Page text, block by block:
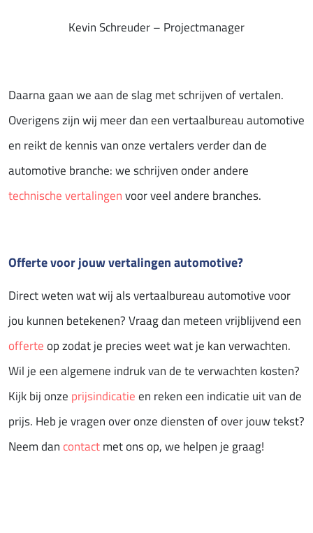
Kevin Schreuder – Projectmanager
Daarna gaan we aan de slag met schrijven of vertalen.
Overigens zijn wij meer dan een vertaalbureau automotive
en reikt de kennis van onze vertalers verder dan de
automotive branche: we schrijven onder andere
technische vertalingenvoor veel andere branches.
Offerte voor jouw vertalingen automotive?
Direct weten wat wij als vertaalbureau automotive voor
jou kunnen betekenen? Vraag dan meteen vrijblijvend een
offerteop zodat je precies weet wat je kan verwachten.
Wil je een algemene indruk van de te verwachten kosten?
Kijk bij onze prijsindicatieen reken een indicatie uit van de
prijs. Heb je vragen over onze diensten of over jouw tekst?
Neem dan contactmet ons op, we helpen je graag!